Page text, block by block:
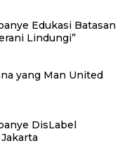
Edukasi Batasan
Lindungi”
yang Man United
DisLabel